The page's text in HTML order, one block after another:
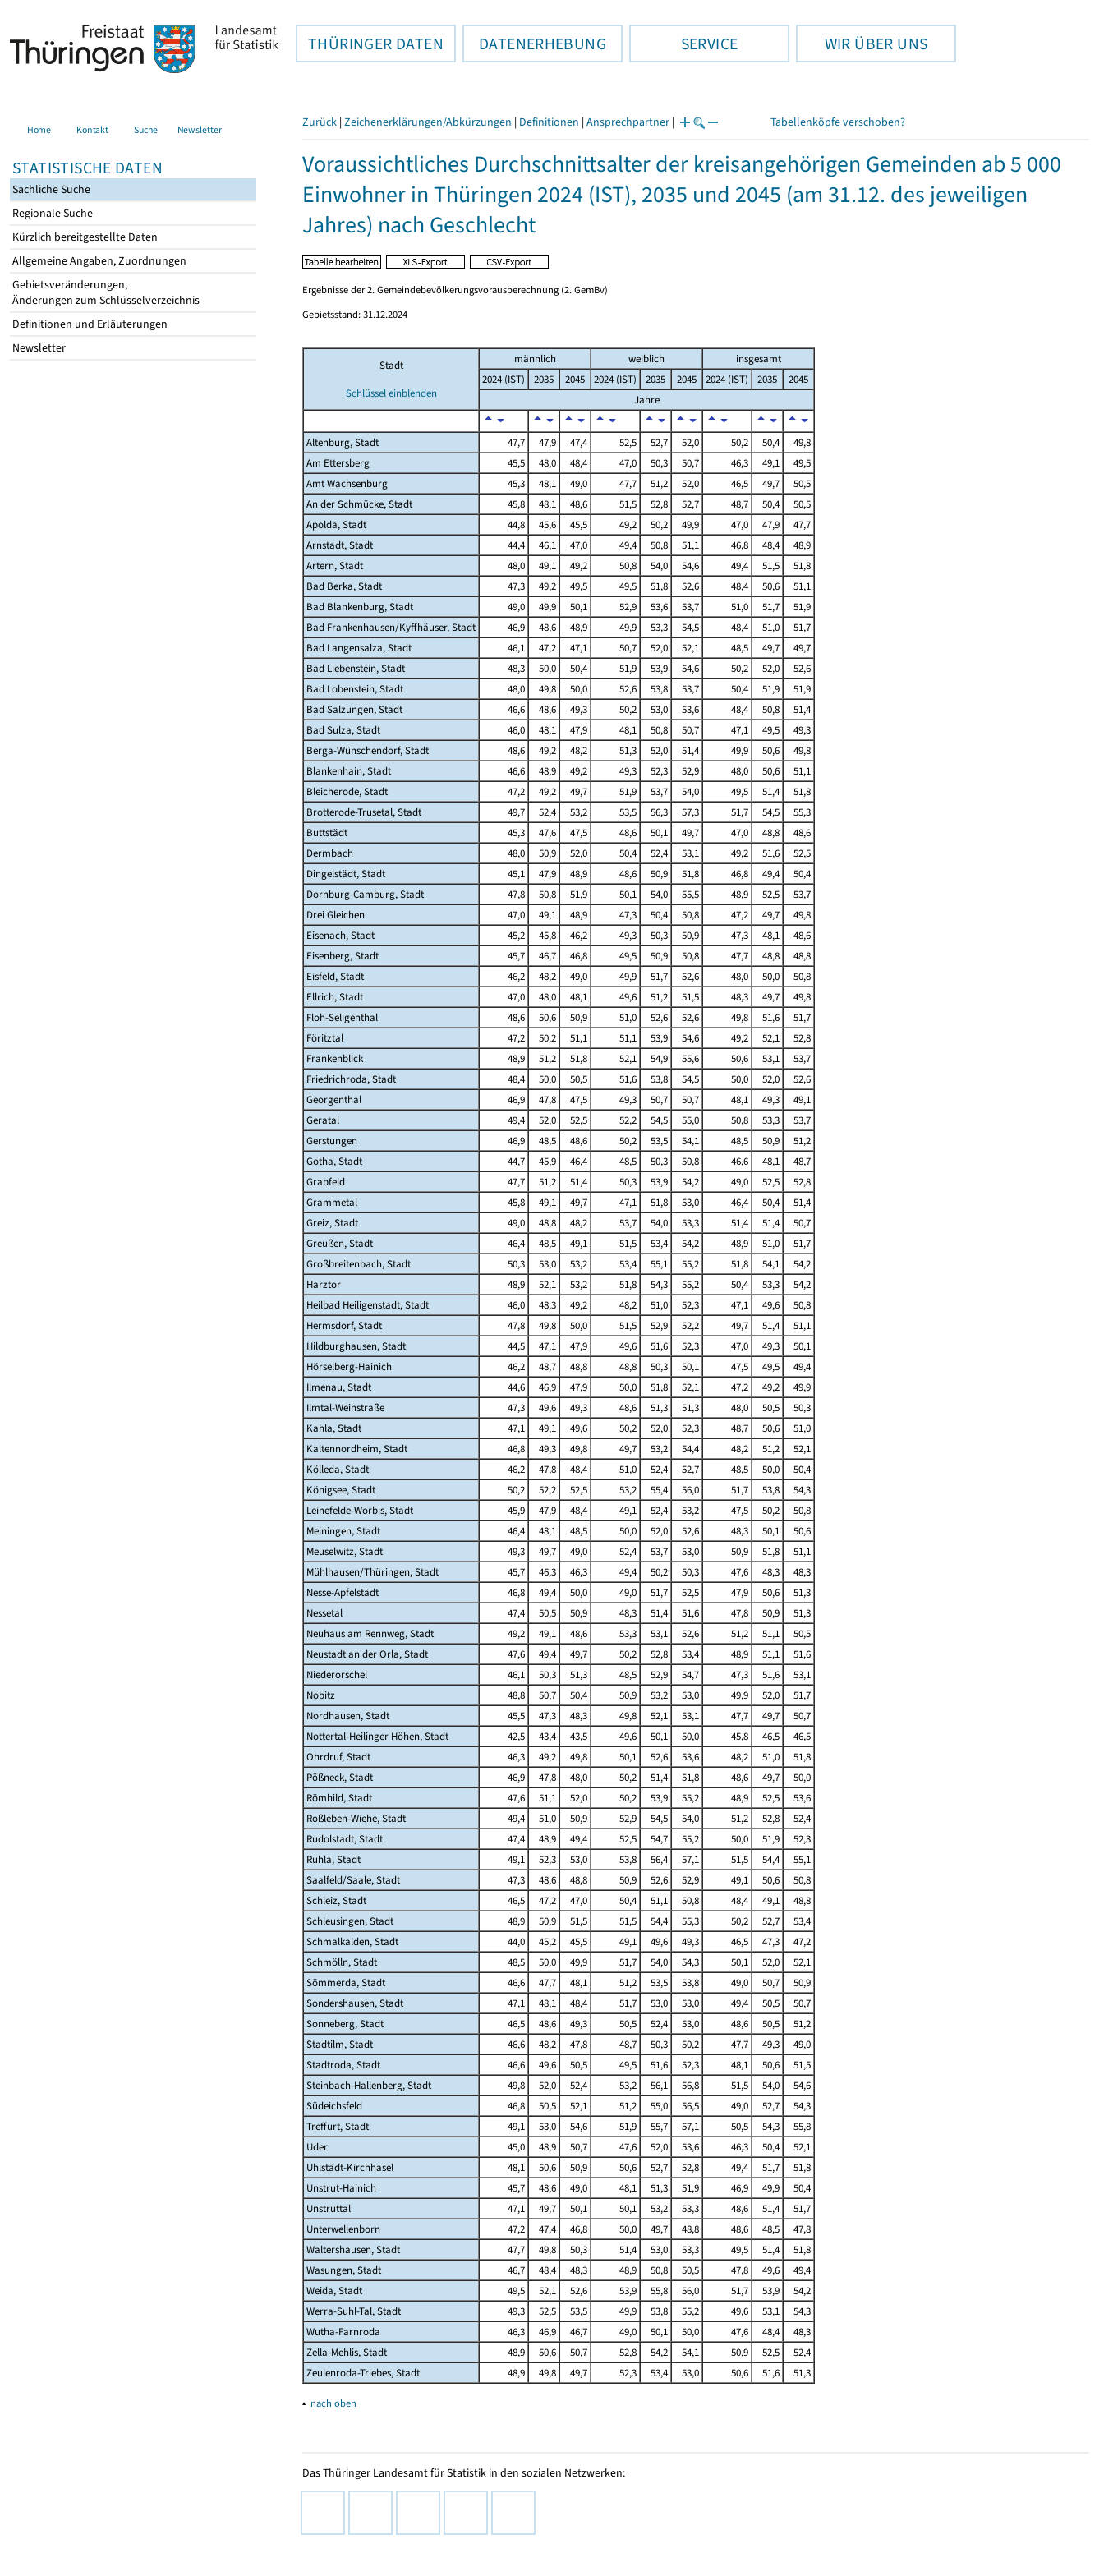
THÜRINGER DATEN DATENERHEBUNG SERVICE WIR ÜBER UNS
Home Kontakt Suche Newsletter
STATISTISCHE DATEN
Sachliche Suche
Regionale Suche
Kürzlich bereitgestellte Daten
Allgemeine Angaben, Zuordnungen
Gebietsveränderungen,
Änderungen zum Schlüsselverzeichnis
Definitionen und Erläuterungen
Newsletter
Zurück | Zeichenerklärungen/Abkürzungen | Definitionen | Ansprechpartner | Tabellenköpfe verschoben?
Voraussichtliches Durchschnittsalter der kreisangehörigen Gemeinden ab 5 000
Einwohner in Thüringen 2024 (IST), 2035 und 2045 (am 31.12. des jeweiligen
Jahres) nach Geschlecht
Ergebnisse der 2. Gemeindebevölkerungsvorausberechnung (2. GemBv)
Gebietsstand: 31.12.2024
Stadt
Schlüssel einblenden
männlich weiblich
insgesamt
2024 (IST)
2035 2045 2024 (IST) 2035 2045 2024 (IST) 2035
2045
Jahre
Altenburg, Stadt 47,7 47,9 47,4 52,5 52,7 52,0 50,2 50,4
49,8
Am Ettersberg
45,5 48,0 48,4 47,0 50,3 50,7 46,3 49,1
49,5
Amt Wachsenburg
45,3 48,1 49,0 47,7 51,2 52,0 46,5 49,7
50,5
An der Schmücke, Stadt
45,8 48,1 48,6 51,5 52,8 52,7 48,7 50,4
50,5
Apolda, Stadt
44,8 45,6 45,5 49,2 50,2 49,9 47,0 47,9
47,7
Arnstadt, Stadt
44,4 46,1 47,0 49,4 50,8 51,1 46,8 48,4
48,9
Artern, Stadt
48,0 49,1 49,2 50,8 54,0 54,6 49,4 51,5
51,8
Bad Berka, Stadt
47,3 49,2 49,5 49,5 51,8 52,6 48,4 50,6
51,1
Bad Blankenburg, Stadt
49,0 49,9 50,1 52,9 53,6 53,7 51,0 51,7
51,9
Bad Frankenhausen/Kyffhäuser, Stadt
46,9 48,6 48,9 49,9 53,3 54,5 48,4 51,0
51,7
Bad Langensalza, Stadt
46,1 47,2 47,1 50,7 52,0 52,1 48,5 49,7
49,7
Bad Liebenstein, Stadt
48,3 50,0 50,4 51,9 53,9 54,6 50,2 52,0
52,6
Bad Lobenstein, Stadt
48,0 49,8 50,0 52,6 53,8 53,7 50,4 51,9
51,9
Bad Salzungen, Stadt
46,6 48,6 49,3 50,2 53,0 53,6 48,4 50,8
51,4
Bad Sulza, Stadt
46,0 48,1 47,9 48,1 50,8 50,7 47,1 49,5
49,3
Berga-Wünschendorf, Stadt
48,6 49,2 48,2 51,3 52,0 51,4 49,9 50,6
49,8
Blankenhain, Stadt
46,6 48,9 49,2 49,3 52,3 52,9 48,0 50,6
51,1
Bleicherode, Stadt
47,2 49,2 49,7 51,9 53,7 54,0 49,5 51,4
51,8
Brotterode-Trusetal, Stadt
49,7 52,4 53,2 53,5 56,3 57,3 51,7 54,5
55,3
Buttstädt
45,3 47,6 47,5 48,6 50,1 49,7 47,0 48,8
48,6
Dermbach
48,0 50,9 52,0 50,4 52,4 53,1 49,2 51,6
52,5
Dingelstädt, Stadt
45,1 47,9 48,9 48,6 50,9 51,8 46,8 49,4
50,4
Dornburg-Camburg, Stadt
47,8 50,8 51,9 50,1 54,0 55,5 48,9 52,5
53,7
Drei Gleichen
47,0 49,1 48,9 47,3 50,4 50,8 47,2 49,7
49,8
Eisenach, Stadt
45,2 45,8 46,2 49,3 50,3 50,9 47,3 48,1
48,6
Eisenberg, Stadt
45,7 46,7 46,8 49,5 50,9 50,8 47,7 48,8
48,8
Eisfeld, Stadt
46,2 48,2 49,0 49,9 51,7 52,6 48,0 50,0
50,8
Ellrich, Stadt
47,0 48,0 48,1 49,6 51,2 51,5 48,3 49,7
49,8
Floh-Seligenthal
48,6 50,6 50,9 51,0 52,6 52,6 49,8 51,6
51,7
Föritztal
47,2 50,2 51,1 51,1 53,9 54,6 49,2 52,1
52,8
Frankenblick
48,9 51,2 51,8 52,1 54,9 55,6 50,6 53,1
53,7
Friedrichroda, Stadt
48,4 50,0 50,5 51,6 53,8 54,5 50,0 52,0
52,6
Georgenthal
46,9 47,8 47,5 49,3 50,7 50,7 48,1 49,3
49,1
Geratal
49,4 52,0 52,5 52,2 54,5 55,0 50,8 53,3
53,7
Gerstungen
46,9 48,5 48,6 50,2 53,5 54,1 48,5 50,9
51,2
Gotha, Stadt
44,7 45,9 46,4 48,5 50,3 50,8 46,6 48,1
48,7
Grabfeld
47,7 51,2 51,4 50,3 53,9 54,2 49,0 52,5
52,8
Grammetal
45,8 49,1 49,7 47,1 51,8 53,0 46,4 50,4
51,4
Greiz, Stadt
49,0 48,8 48,2 53,7 54,0 53,3 51,4 51,4
50,7
Greußen, Stadt
46,4 48,5 49,1 51,5 53,4 54,2 48,9 51,0
51,7
Großbreitenbach, Stadt
50,3 53,0 53,2 53,4 55,1 55,2 51,8 54,1
54,2
Harztor
48,9 52,1 53,2 51,8 54,3 55,2 50,4 53,3
54,2
Heilbad Heiligenstadt, Stadt
46,0 48,3 49,2 48,2 51,0 52,3 47,1 49,6
50,8
Hermsdorf, Stadt
47,8 49,8 50,0 51,5 52,9 52,2 49,7 51,4
51,1
Hildburghausen, Stadt
44,5 47,1 47,9 49,6 51,6 52,3 47,0 49,3
50,1
Hörselberg-Hainich
46,2 48,7 48,8 48,8 50,3 50,1 47,5 49,5
49,4
Ilmenau, Stadt
44,6 46,9 47,9 50,0 51,8 52,1 47,2 49,2
49,9
Ilmtal-Weinstraße
47,3 49,6 49,3 48,6 51,3 51,3 48,0 50,5
50,3
Kahla, Stadt
47,1 49,1 49,6 50,2 52,0 52,3 48,7 50,6
51,0
Kaltennordheim, Stadt
46,8 49,3 49,8 49,7 53,2 54,4 48,2 51,2
52,1
Kölleda, Stadt
46,2 47,8 48,4 51,0 52,4 52,7 48,5 50,0
50,4
Königsee, Stadt
50,2 52,2 52,5 53,2 55,4 56,0 51,7 53,8
54,3
Leinefelde-Worbis, Stadt
45,9 47,9 48,4 49,1 52,4 53,2 47,5 50,2
50,8
Meiningen, Stadt
46,4 48,1 48,5 50,0 52,0 52,6 48,3 50,1
50,6
Meuselwitz, Stadt
49,3 49,7 49,0 52,4 53,7 53,0 50,9 51,8
51,1
Mühlhausen/Thüringen, Stadt
45,7 46,3 46,3 49,4 50,2 50,3 47,6 48,3
48,3
Nesse-Apfelstädt
46,8 49,4 50,0 49,0 51,7 52,5 47,9 50,6
51,3
Nessetal
47,4 50,5 50,9 48,3 51,4 51,6 47,8 50,9
51,3
Neuhaus am Rennweg, Stadt
49,2 49,1 48,6 53,3 53,1 52,6 51,2 51,1
50,5
Neustadt an der Orla, Stadt
47,6 49,4 49,7 50,2 52,8 53,4 48,9 51,1
51,6
Niederorschel
46,1 50,3 51,3 48,5 52,9 54,7 47,3 51,6
53,1
Nobitz
48,8 50,7 50,4 50,9 53,2 53,0 49,9 52,0
51,7
Nordhausen, Stadt
45,5 47,3 48,3 49,8 52,1 53,1 47,7 49,7
50,7
Nottertal-Heilinger Höhen, Stadt
42,5 43,4 43,5 49,6 50,1 50,0 45,8 46,5
46,5
Ohrdruf, Stadt
46,3 49,2 49,8 50,1 52,6 53,6 48,2 51,0
51,8
Pößneck, Stadt
46,9 47,8 48,0 50,2 51,4 51,8 48,6 49,7
50,0
Römhild, Stadt
47,6 51,1 52,0 50,2 53,9 55,2 48,9 52,5
53,6
Roßleben-Wiehe, Stadt
49,4 51,0 50,9 52,9 54,5 54,0 51,2 52,8
52,4
Rudolstadt, Stadt
47,4 48,9 49,4 52,5 54,7 55,2 50,0 51,9
52,3
Ruhla, Stadt
49,1 52,3 53,0 53,8 56,4 57,1 51,5 54,4
55,1
Saalfeld/Saale, Stadt
47,3 48,6 48,8 50,9 52,6 52,9 49,1 50,6
50,8
Schleiz, Stadt
46,5 47,2 47,0 50,4 51,1 50,8 48,4 49,1
48,8
Schleusingen, Stadt
48,9 50,9 51,5 51,5 54,4 55,3 50,2 52,7
53,4
Schmalkalden, Stadt
44,0 45,2 45,5 49,1 49,6 49,3 46,5 47,3
47,2
Schmölln, Stadt
48,5 50,0 49,9 51,7 54,0 54,3 50,1 52,0
52,1
Sömmerda, Stadt
46,6 47,7 48,1 51,2 53,5 53,8 49,0 50,7
50,9
Sondershausen, Stadt
47,1 48,1 48,4 51,7 53,0 53,0 49,4 50,5
50,7
Sonneberg, Stadt
46,5 48,6 49,3 50,5 52,4 53,0 48,6 50,5
51,2
Stadtilm, Stadt
46,6 48,2 47,8 48,7 50,3 50,2 47,7 49,3
49,0
Stadtroda, Stadt
46,6 49,6 50,5 49,5 51,6 52,3 48,1 50,6
51,5
Steinbach-Hallenberg, Stadt
49,8 52,0 52,4 53,2 56,1 56,8 51,5 54,0
54,6
Südeichsfeld
46,8 50,5 52,1 51,2 55,0 56,5 49,0 52,7
54,3
Treffurt, Stadt
49,1 53,0 54,6 51,9 55,7 57,1 50,5 54,3
55,8
Uder
45,0 48,9 50,7 47,6 52,0 53,6 46,3 50,4
52,1
Uhlstädt-Kirchhasel
48,1 50,6 50,9 50,6 52,7 52,8 49,4 51,7
51,8
Unstrut-Hainich
45,7 48,6 49,0 48,1 51,3 51,9 46,9 49,9
50,4
Unstruttal
47,1 49,7 50,1 50,1 53,2 53,3 48,6 51,4
51,7
Unterwellenborn
47,2 47,4 46,8 50,0 49,7 48,8 48,6 48,5
47,8
Waltershausen, Stadt
47,7 49,8 50,3 51,4 53,0 53,3 49,5 51,4
51,8
Wasungen, Stadt
46,7 48,4 48,3 48,9 50,8 50,5 47,8 49,6
49,4
Weida, Stadt
49,5 52,1 52,6 53,9 55,8 56,0 51,7 53,9
54,2
Werra-Suhl-Tal, Stadt
49,3 52,5 53,5 49,9 53,8 55,2 49,6 53,1
54,3
Wutha-Farnroda
46,3 46,9 46,7 49,0 50,1 50,0 47,6 48,4
48,3
Zella-Mehlis, Stadt
48,9 50,6 50,7 52,8 54,2 54,1 50,9 52,5
52,4
Zeulenroda-Triebes, Stadt
48,9 49,8 49,7 52,3 53,4 53,0 50,6 51,6 51,3
▴ nach oben
Das Thüringer Landesamt für Statistik in den sozialen Netzwerken: